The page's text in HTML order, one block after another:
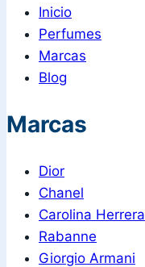
Inicio
Perfumes
Marcas
Blog
Marcas
Dior
Chanel
Carolina Herrera
Rabanne
Giorgio Armani